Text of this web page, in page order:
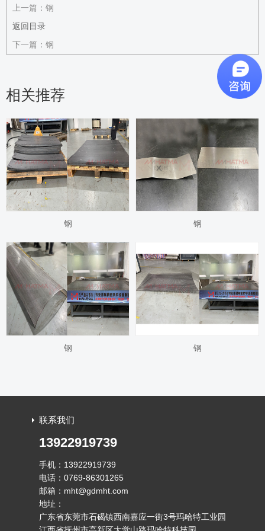
上一篇： 钢
返回目录
下一篇： 钢
相关推荐
钢 钢
钢 钢
联系我们
13922919739
手机：13922919739
电话：0769-86301265
邮箱：mht@gdmht.com
地址：
广东省东莞市石碣镇西南嘉应一街3号玛哈特工业园